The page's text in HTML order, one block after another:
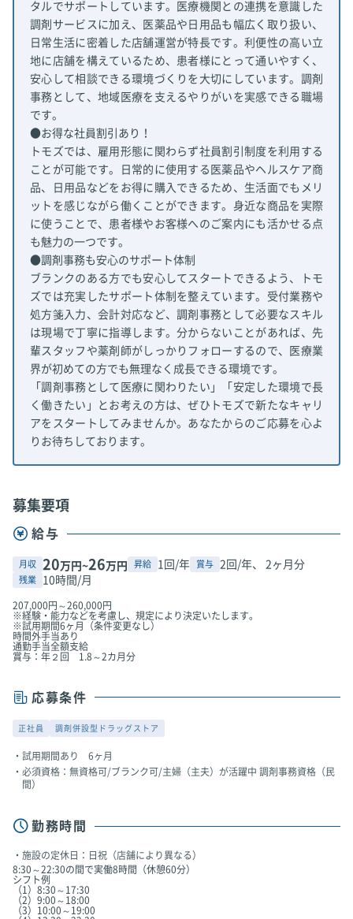
タルでサポートしています。医療機関との連携を意識した
調剤サービスに加え、医薬品や日用品も幅広く取り扱い、
日常生活に密着した店舗運営が特長です。利便性の高い立
地に店舗を構えているため、患者様にとって通いやすく、
安心して相談できる環境づくりを大切にしています。調剤
事務として、地域医療を支えるやりがいを実感できる職場
です。
●お得な社員割引あり！
トモズでは、雇用形態に関わらず社員割引制度を利用する
ことが可能です。日常的に使用する医薬品やヘルスケア商
品、日用品などをお得に購入できるため、生活面でもメリ
ットを感じながら働くことができます。身近な商品を実際
に使うことで、患者様やお客様へのご案内にも活かせる点
も魅力の一つです。
●調剤事務も安心のサポート体制
ブランクのある方でも安心してスタートできるよう、トモ
ズでは充実したサポート体制を整えています。受付業務や
処方箋入力、会計対応など、調剤事務として必要なスキル
は現場で丁寧に指導します。分からないことがあれば、先
輩スタッフや薬剤師がしっかりフォローするので、医療業
界が初めての方でも無理なく成長できる環境です。
「調剤事務として医療に関わりたい」「安定した環境で長
く働きたい」とお考えの方は、ぜひトモズで新たなキャリ
アをスタートしてみませんか。あなたからのご応募を心よ
りお待ちしております。
募集要項
給与
月収 20万円~26万円 昇給 1回/年 賞与 2回/年、 2ヶ月分
残業 10時間/月
207,000円～260,000円
※経験・能力などを考慮し、規定により決定いたします。
※試用期間6ヶ月（条件変更なし）
時間外手当あり
通勤手当全額支給
賞与：年２回 1.8～2カ月分
応募条件
正社員 調剤併設型ドラッグストア
試用期間あり 6ヶ月
必須資格：無資格可/ブランク可/主婦（主夫）が活躍中 調剤事務資格（民
間）
勤務時間
施設の定休日：日祝（店舗により異なる）
8:30～22:30の間で実働8時間（休憩60分）
シフト例
（1）8:30～17:30
（2）9:00～18:00
（3）10:00～19:00